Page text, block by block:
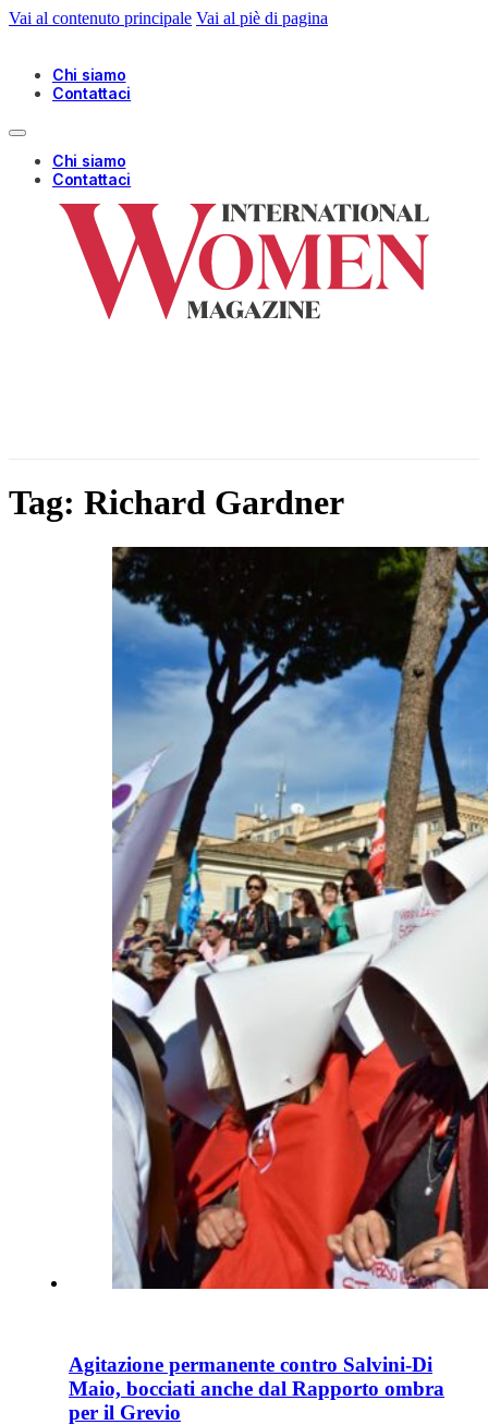
Vai al contenuto principale Vai al piè di pagina
Chi siamo
Contattaci
Chi siamo
Contattaci
Tag: Richard Gardner
Agitazione permanente contro Salvini-Di
Maio, bocciati anche dal Rapporto ombra
per il Grevio